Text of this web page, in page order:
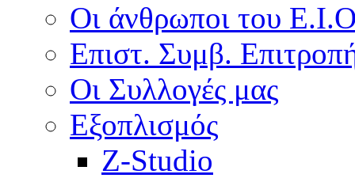
Οι άνθρωποι του
Επιστ. Συμβ.
Οι Συλλογές μας
Εξοπλισμός
Z-Studio